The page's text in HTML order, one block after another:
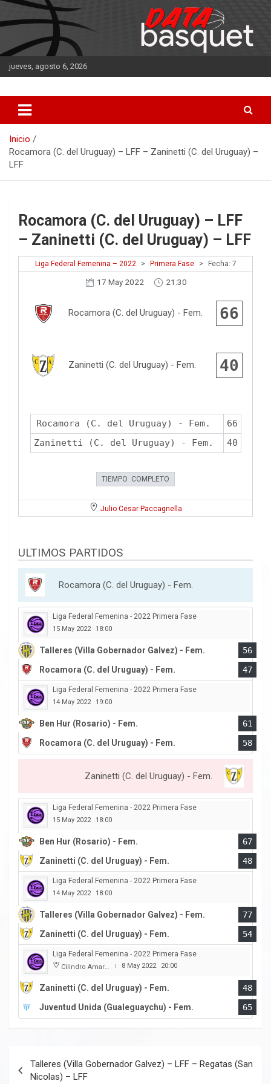
Saltar
al
contenido
jueves, agosto 6, 2026
DATA Basquet
Inicio
Rocamora (C. del Uruguay) – LFF – Zaninetti (C. del Uruguay) –
LFF
Rocamora (C. del Uruguay) – LFF
– Zaninetti (C. del Uruguay) – LFF
Liga Federal Femenina – 2022 > Primera Fase > Fecha: 7
17 May 2022 21:30
Rocamora (C. del Uruguay) - Fem. 66
Zaninetti (C. del Uruguay) - Fem. 40
Rocamora (C. del Uruguay) - Fem.
66
Zaninetti (C. del Uruguay) - Fem.
40
TIEMPO COMPLETO
Julio Cesar Paccagnella
ULTIMOS PARTIDOS
Rocamora (C. del Uruguay) - Fem.
Liga Federal Femenina - 2022 Primera Fase
15 May 2022 18:00
Talleres (Villa Gobernador Galvez) - Fem.
56
Rocamora (C. del Uruguay) - Fem.
47
Liga Federal Femenina - 2022 Primera Fase
14 May 2022 19:00
Ben Hur (Rosario) - Fem.
61
Rocamora (C. del Uruguay) - Fem.
58
Zaninetti (C. del Uruguay) - Fem.
Liga Federal Femenina - 2022 Primera Fase
15 May 2022 18:00
Ben Hur (Rosario) - Fem.
67
Zaninetti (C. del Uruguay) - Fem.
48
Liga Federal Femenina - 2022 Primera Fase
14 May 2022 18:00
Talleres (Villa Gobernador Galvez) - Fem.
77
Zaninetti (C. del Uruguay) - Fem.
54
Liga Federal Femenina - 2022 Primera Fase
Cilindro Amarillo | 8 May 2022 20:00
Zaninetti (C. del Uruguay) - Fem.
48
Juventud Unida (Gualeguaychu) - Fem.
65
de
Talleres (Villa Gobernador Galvez) – LFF – Regatas (San
Nicolas) – LFF